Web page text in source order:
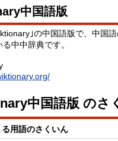
中国語版
｣の中国語版で、中国
中中辞典です。
中国語版 のさ
る用語のさくいん